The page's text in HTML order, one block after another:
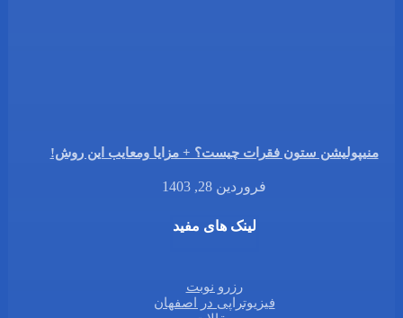
منیپولیشن ستون فقرات چیست؟ + مزایا ومعایب این روش!
فروردین 28, 1403
لینک های مفید
رزرو نوبت
فیزیوتراپی در اصفهان